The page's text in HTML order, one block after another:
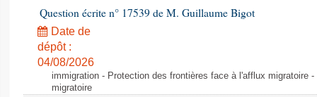
Question écrite n° 17539 de M. Guillaume Bigot
Date de
dépôt :
04/08/2026
immigration - Protection des frontières face à l'afflux migratoire
migratoire